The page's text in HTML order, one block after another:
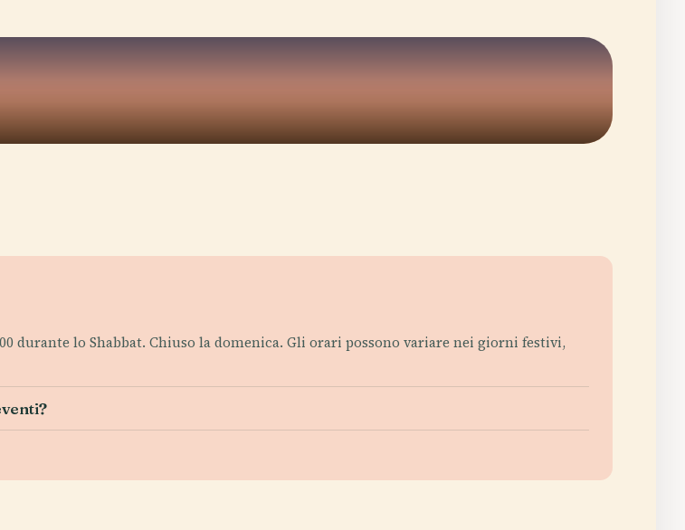
durante lo Shabbat. Chiuso la domenica. Gli orari possono variare nei giorni festivi,